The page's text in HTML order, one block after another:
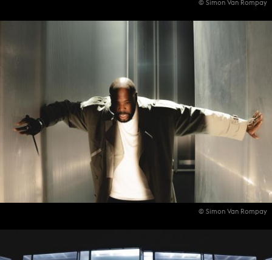
© Simon Van Rompay
© Simon Van Rompay